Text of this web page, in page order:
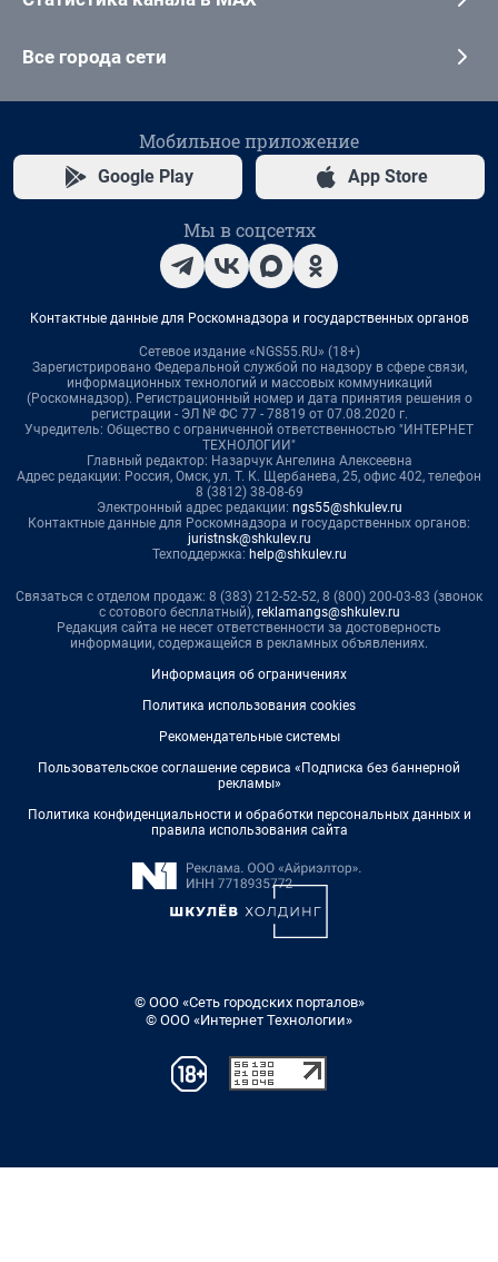
Все города сети
Мобильное приложение
Google Play App Store
Мы в соцсетях
Контактные данные для Роскомнадзора и государственных органов
Сетевое издание «NGS55.RU» (18+)
Зарегистрировано Федеральной службой по надзору в сфере связи,
информационных технологий и массовых коммуникаций
(Роскомнадзор). Регистрационный номер и дата принятия решения о
регистрации - ЭЛ № ФС 77 - 78819 от 07.08.2020 г.
Учредитель: Общество с ограниченной ответственностью "ИНТЕРНЕТ
ТЕХНОЛОГИИ"
Главный редактор: Назарчук Ангелина Алексеевна
Адрес редакции: Россия, Омск, ул. Т. К. Щербанева, 25, офис 402, телефон
8 (3812) 38-08-69
Электронный адрес редакции: ngs55@shkulev.ru
Контактные данные для Роскомнадзора и государственных органов:
juristnsk@shkulev.ru
Техподдержка: help@shkulev.ru
Связаться с отделом продаж: 8 (383) 212-52-52, 8 (800) 200-03-83 (звонок
с сотового бесплатный), reklamangs@shkulev.ru
Редакция сайта не несет ответственности за достоверность
информации, содержащейся в рекламных объявлениях.
Информация об ограничениях
Политика использования cookies
Рекомендательные системы
Пользовательское соглашение сервиса «Подписка без баннерной
рекламы»
Политика конфиденциальности и обработки персональных данных и
правила использования сайта
© ООО «Сеть городских порталов»
© ООО «Интернет Технологии»